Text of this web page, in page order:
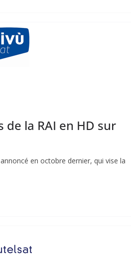
de la RAI en HD sur
en octobre dernier, qui vise la